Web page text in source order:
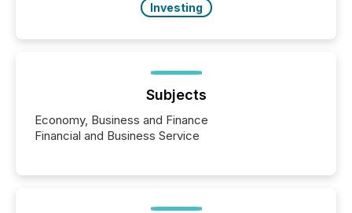
Investing
Subjects
Economy, Business and Finance
Financial and Business Service